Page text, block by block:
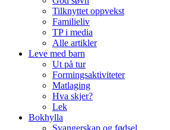
Tilknyttet oppvekst
Familieliv
TP i media
Alle artikler
Leve med barn
Ut på tur
Formingsaktiviteter
Matlaging
Hva skjer?
Lek
Bokhylla